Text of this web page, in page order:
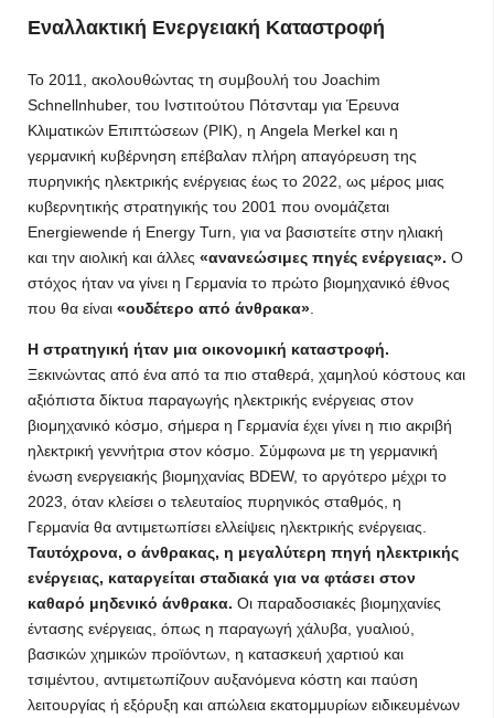
Εναλλακτική Ενεργειακή Καταστροφή
Το 2011, ακολουθώντας τη συμβουλή του Joachim
Schnellnhuber, του Ινστιτούτου Πότσνταμ για Έρευνα
Κλιματικών Επιπτώσεων (PIK), η Angela Merkel και η
γερμανική κυβέρνηση επέβαλαν πλήρη απαγόρευση της
πυρηνικής ηλεκτρικής ενέργειας έως το 2022, ως μέρος μιας
κυβερνητικής στρατηγικής του 2001 που ονομάζεται
Energiewende ή Energy Turn, για να βασιστείτε στην ηλιακή
και την αιολική και άλλες «ανανεώσιμες πηγές ενέργειας». Ο
στόχος ήταν να γίνει η Γερμανία το πρώτο βιομηχανικό έθνος
που θα είναι «ουδέτερο από άνθρακα»
Η στρατηγική ήταν μια οικονομική καταστροφή.
Ξεκινώντας από ένα από τα πιο σταθερά, χαμηλού κόστους και
αξιόπιστα δίκτυα παραγωγής ηλεκτρικής ενέργειας στον
βιομηχανικό κόσμο, σήμερα η Γερμανία έχει γίνει η πιο ακριβή
ηλεκτρική γεννήτρια στον κόσμο. Σύμφωνα με τη γερμανική
ένωση ενεργειακής βιομηχανίας BDEW, το αργότερο μέχρι το
2023, όταν κλείσει ο τελευταίος πυρηνικός σταθμός, η
Γερμανία θα αντιμετωπίσει ελλείψεις ηλεκτρικής ενέργειας.
Ταυτόχρονα, ο άνθρακας, η μεγαλύτερη πηγή ηλεκτρικής
ενέργειας, καταργείται σταδιακά για να φτάσει στον
καθαρό μηδενικό άνθρακα. Οι παραδοσιακές βιομηχανίες
έντασης ενέργειας, όπως η παραγωγή χάλυβα, γυαλιού,
βασικών χημικών προϊόντων, η κατασκευή χαρτιού και
τσιμέντου, αντιμετωπίζουν αυξανόμενα κόστη και παύση
λειτουργίας ή εξόρυξη και απώλεια εκατομμυρίων ειδικευμένων